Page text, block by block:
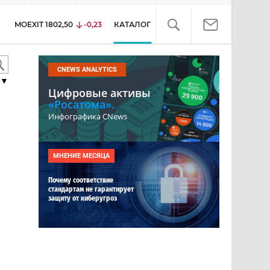
MOEXIT 1802,50 -0,23 КАТАЛОГ
CNEWS ANALYTICS
Цифровые активы
«Росатома».
Инфографика CNews
МНЕНИЕ МЕСЯЦА
Почему соответствие
стандартам не гарантирует
защиту от киберугроз